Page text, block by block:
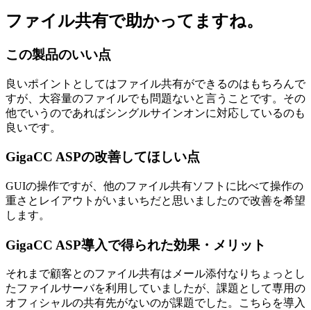
ファイル共有で助かってますね。
この製品のいい点
良いポイントとしてはファイル共有ができるのはもちろんで
すが、大容量のファイルでも問題ないと言うことです。その
他でいうのであればシングルサインオンに対応しているのも
良いです。
GigaCC ASPの改善してほしい点
GUIの操作ですが、他のファイル共有ソフトに比べて操作の
重さとレイアウトがいまいちだと思いましたので改善を希望
します。
GigaCC ASP導入で得られた効果・メリット
それまで顧客とのファイル共有はメール添付なりちょっとし
たファイルサーバを利用していましたが、課題として専用の
オフィシャルの共有先がないのが課題でした。こちらを導入